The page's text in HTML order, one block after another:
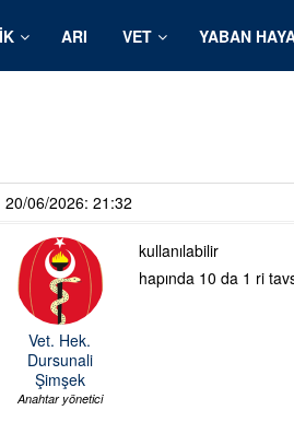
ARI VET YABAN
20/06/2026: 21:32
Vet. Hek.
Dursunali
Şimşek
Anahtar yönetici
kullanılabilir
hapında 10 da 1 ri